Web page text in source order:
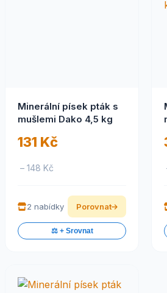
Minerální písek pták s
mušlemi Dako 4,5 kg
131 Kč
– 148 Kč
2 nabídky Porovnat
⚖️ + Srovnat